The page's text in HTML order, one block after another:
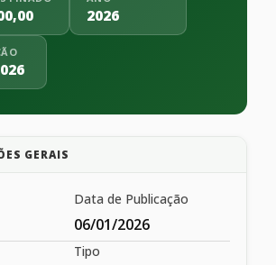
2026
GERAIS
Data de Publicação
06/01/2026
Tipo